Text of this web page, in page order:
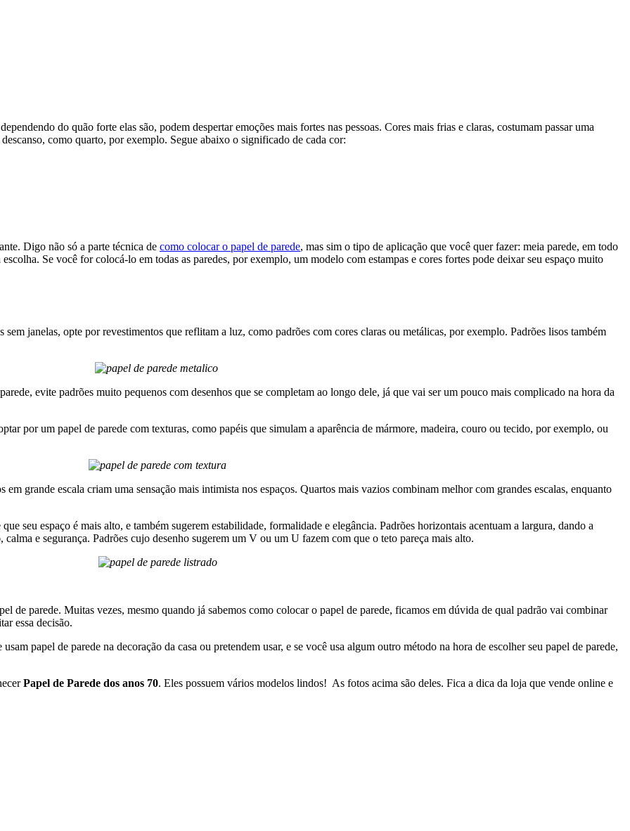
Digo não só a parte técnica decomo colocar o papel de parede , mas sim o tipo de aplicação que você quer fazer: meia parede, em todo
Se você for colocá-lo em todas as paredes, por exemplo, um modelo com estampas e cores fortes pode deixar seu espaço muito
janelas, opte por revestimentos que reflitam a luz, como padrões com cores claras ou metálicas, por exemplo. Padrões lisos também
evite padrões muito pequenos com desenhos que se completam ao longo dele, já que vai ser um pouco mais complicado na hora da
grande escala criam uma sensação mais intimista nos espaços. Quartos mais vazios combinam melhor com grandes escalas, enquanto
seu espaço é mais alto, e também sugerem estabilidade, formalidade e elegância. Padrões horizontais acentuam a largura, dando a
calma e segurança. Padrões cujo desenho sugerem um V ou um U fazem com que o teto pareça mais alto.
de parede. Muitas vezes, mesmo quando já sabemos como colocar o papel de parede, ficamos em dúvida de qual padrão vai combinar
essa decisão.
papel de parede na decoração da casa ou pretendem usar, e se você usa algum outro método na hora de escolher seu papel de parede,
Papel de Parede dos anos 70